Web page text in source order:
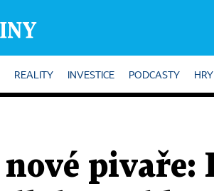
REALITY INVESTICE PODCASTY HRY
pivaře: